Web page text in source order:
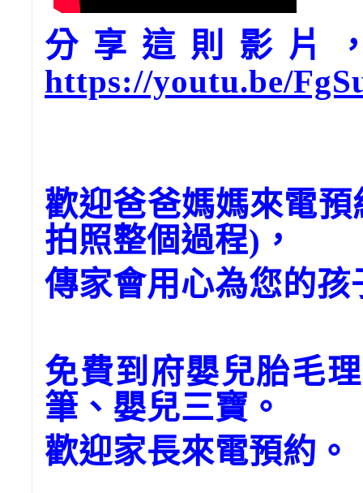
分享這則影片
https://youtu.be/
歡迎爸爸媽媽來電
拍照整個過程)，
傳家會用心為您的
免費到府嬰兒胎毛
筆、嬰兒三寶。
歡迎家長來電預約。